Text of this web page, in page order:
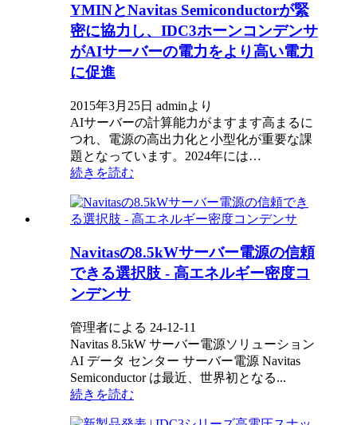
YMINとNavitas Semiconductorが緊
密に協力し、IDC3ホーンコンデンサ
がAIサーバーの電力をより高い電力
に促進
2015年3月25日 adminより
AIサーバーの計算能力がますます高まるに
つれ、電源の高出力化と小型化が重要な課
題となっています。2024年には…
続きを読む
Navitasの8.5kWサーバー電源の信頼
できる選択肢 - 高エネルギー密度コ
ンデンサ
管理者による 24-12-11
Navitas 8.5kW サーバー電源ソリューション
AI データ センター サーバー電源 Navitas
Semiconductor は最近、世界初となる...
続きを読む